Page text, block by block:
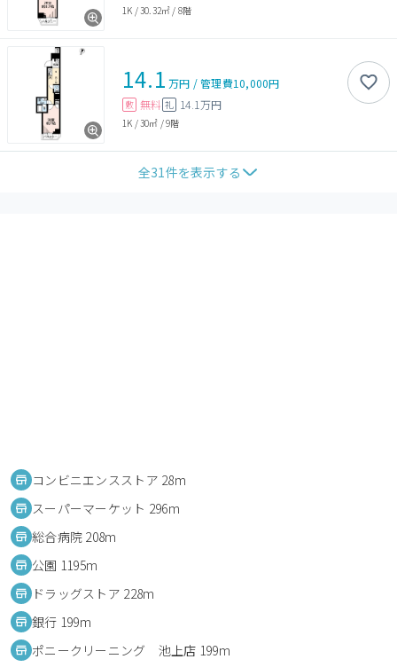
1K /30.32㎡ / 8階
14.1 万円 /管理費10,000円
敷 無料 礼 14.1万円
1K /30㎡ /9階
全31件を表示する
コンビニエンスストア 28m
スーパーマーケット 296m
総合病院 208m
公園 1195m
ドラッグストア 228m
銀行 199m
ポニークリーニング 池上店 199m